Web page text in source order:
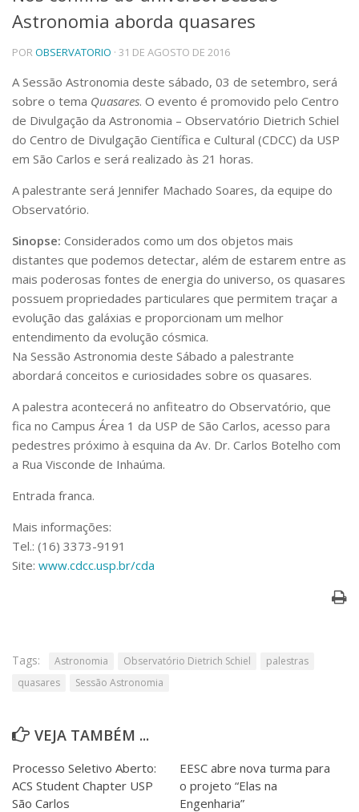
Telefones e Mapas
Pessoas
Ensino
Graduação
Pós-Graduação
Educação a distância
Cursos de Extensão
Pesquisa e Inovação
Centros, Núcleos e Projetos em Rede
Pós-doutorado
Transferência de Tecnologia
Empresas Juniores
Extensão à Comunidade
Projetos, Programas e Cursos
Artes, Cultura e Esportes
Museus e Espaços Interativos
Apoio ao Estudante
Segurança, Trânsito e Prevenção
RH, Administrativo e Financeiro
Outros serviços
Assessorias e Mídias
Aplicativos e Sites
Jornal da USP
Agenda de Eventos
Defesa de Teses
Astronomia aborda quasares
POROBSERVATORIO · 31 DE AGOSTO DE 2016
A Sessão Astronomia deste sábado, 03 de setembro, será
sobre o tema Quasares. O evento é promovido pelo Centro
de Divulgação da Astronomia – Observatório Dietrich Schiel
do Centro de Divulgação Científica e Cultural (CDCC) da USP
em São Carlos e será realizado às 21 horas.
A palestrante será Jennifer Machado Soares, da equipe do
Observatório.
Sinopse: Considerados como um dos objetos mais
distantes que podemos detectar, além de estarem entre as
mais poderosas fontes de energia do universo, os quasares
possuem propriedades particulares que permitem traçar a
evolução das galáxias e proporcionam um melhor
entendimento da evolução cósmica.
Na Sessão Astronomia deste Sábado a palestrante
abordará conceitos e curiosidades sobre os quasares.
A palestra acontecerá no anfiteatro do Observatório, que
fica no Campus Área 1 da USP de São Carlos, acesso para
pedestres próximo à esquina da Av. Dr. Carlos Botelho com
a Rua Visconde de Inhaúma.
Entrada franca.
Mais informações:
Tel.: (16) 3373-9191
Site: www.cdcc.usp.br/cda
Tags: Astronomia Observatório Dietrich Schiel
palestras
quasares
Sessão Astronomia
VEJA TAMBÉM ...
Processo Seletivo Aberto:
ACS Student Chapter USP
São Carlos
EESC abre nova turma para
o projeto “Elas na
Engenharia”